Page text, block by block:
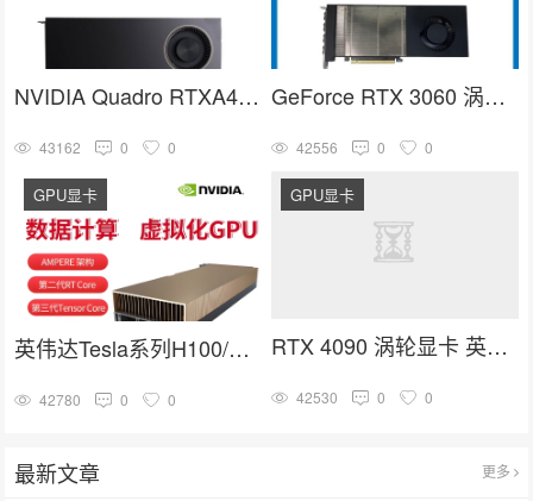
NVIDIA Quadro RTXA4000 16G GDDR6人工智能GPU专业图形显卡
43162 0 0
GeForce RTX 3060 涡轮显卡 英伟达30系列 NVIDIA GPU卡
42556 0 0
英伟达Tesla系列H100/A100/V100/A40计算加速高端GPU推理训练显卡
GPU显卡
42780 0 0
RTX 4090 涡轮显卡 英伟达4090系列 深度学习 GPU加速卡
GPU显卡
42530 0 0
最新文章 更多